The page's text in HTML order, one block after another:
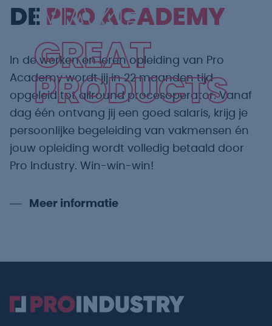
MAKE
GREAT
PRODUCTS
DE PRO ACADEMY
In de werken en leren opleiding van Pro
Academy wordt jij in 22 maanden tijd
opgeleid tot allround procesoperator. Vanaf
dag één ontvang jij een goed salaris, krijg je
persoonlijke begeleiding van vakmensen én
jouw opleiding wordt volledig betaald door
Pro Industry. Win-win-win!
Meer informatie